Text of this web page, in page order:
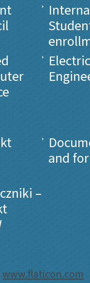
and
–
www.flaticon.com